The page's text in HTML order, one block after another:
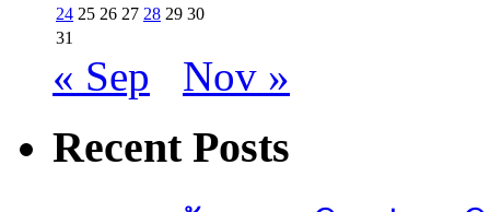
24 25 26 27 28 29 30
31
« Sep Nov »
Recent Posts